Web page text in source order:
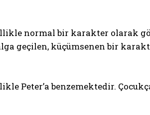
normal bir karakter olarak
geçilen, küçümsenen bir
Peter’a benzemektedir.